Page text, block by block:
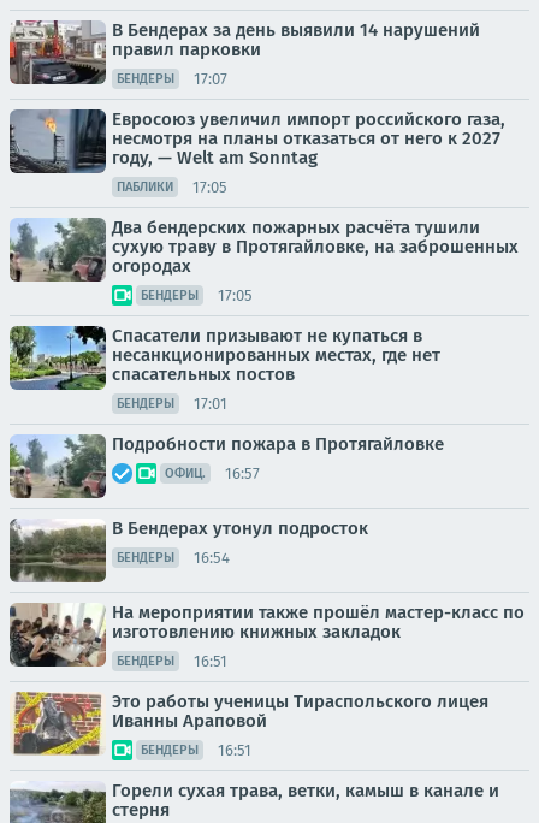
В Бендерах за день выявили 14 нарушений
правил парковки
БЕНДЕРЫ 17:07
Евросоюз увеличил импорт российского газа,
несмотря на планы отказаться от него к 2027
году, — Welt am Sonntag
ПАБЛИКИ 17:05
Два бендерских пожарных расчёта тушили
сухую траву в Протягайловке, на заброшенных
огородах
БЕНДЕРЫ 17:05
Спасатели призывают не купаться в
несанкционированных местах, где нет
спасательных постов
БЕНДЕРЫ 17:01
Подробности пожара в Протягайловке
ОФИЦ. 16:57
В Бендерах утонул подросток
БЕНДЕРЫ 16:54
На мероприятии также прошёл мастер-класс по
изготовлению книжных закладок
БЕНДЕРЫ 16:51
Это работы ученицы Тираспольского лицея
Иванны Араповой
БЕНДЕРЫ 16:51
Горели сухая трава, ветки, камыш в канале и
стерня